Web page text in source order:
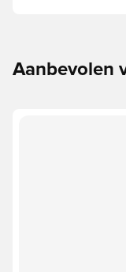
Aanbevolen